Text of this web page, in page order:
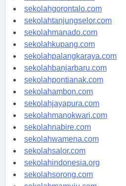
sekolahkendari.com
sekolahgorontalo.com
sekolahtanjungselor.com
sekolahmanado.com
sekolahkupang.com
sekolahpalangkaraya.com
sekolahbanjarbaru.com
sekolahpontianak.com
sekolahambon.com
sekolahjayapura.com
sekolahmanokwari.com
sekolahnabire.com
sekolahwamena.com
sekolahsalor.com
sekolahindonesia.org
sekolahsorong.com